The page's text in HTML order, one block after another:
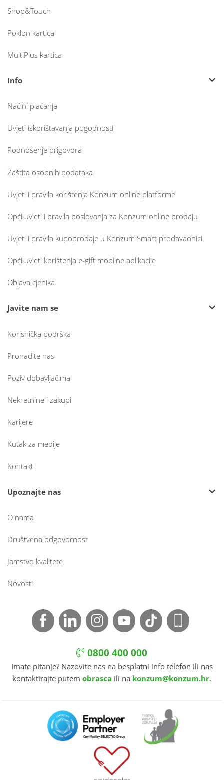
Shop&Touch
Poklon kartica
MultiPlus kartica
Info
Načini plaćanja
Uvjeti iskorištavanja pogodnosti
Podnošenje prigovora
Zaštita osobnih podataka
Uvjeti i pravila korištenja Konzum online platforme
Opći uvjeti i pravila poslovanja za Konzum online prodaju
Uvjeti i pravila kupoprodaje u Konzum Smart prodavaonici
Opći uvjeti korištenja e-gift mobilne aplikacije
Objava cjenika
Javite nam se
Korisnička podrška
Pronađite nas
Poziv dobavljačima
Nekretnine i zakupi
Karijere
Kutak za medije
Kontakt
Upoznajte nas
O nama
Društvena odgovornost
Jamstvo kvalitete
Novosti
0800 400 000
Imate pitanje? Nazovite nas na besplatni info telefon ili nas
kontaktirajte putem obrasca ili na konzum@konzum.hr.